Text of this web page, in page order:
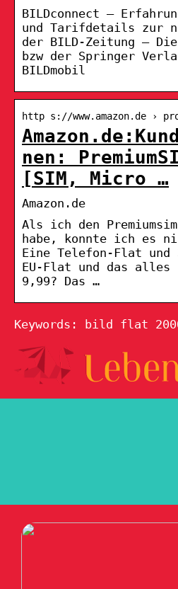
BILDconnect –
und Tarifdetails zur
der BILD-Zeitung –
bzw der Springer
BILDmobil
http s://www.amazon.de ›
nen:
[SIM, Micro …
Amazon.de
Als ich den
habe, konnte ich es
Eine Telefon-Flat und
EU-Flat und das
9,99? Das …
Keywords: bild flat